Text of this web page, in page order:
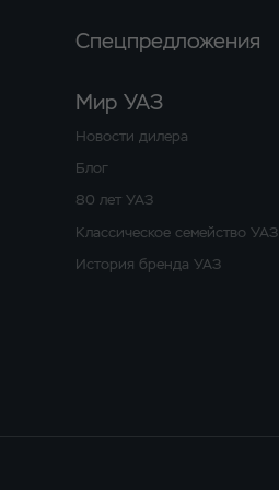
Спецпредложения
Мир УАЗ
Новости дилера
Блог
80 лет УАЗ
Классическое семейство УАЗ
История бренда УАЗ